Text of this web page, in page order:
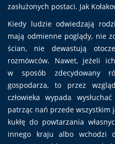
zasłużonych postaci. Jak
Kiedy ludzie odwiedzają
mają odmienne poglądy, nie
ścian, nie dewastują
rozmówców. Nawet, jeżeli
w sposób zdecydowany
gospodarza, to przez
człowieka wypada
patrząc nań przede wszystkim
kukłę do powtarzania
innego kraju albo wchodzi